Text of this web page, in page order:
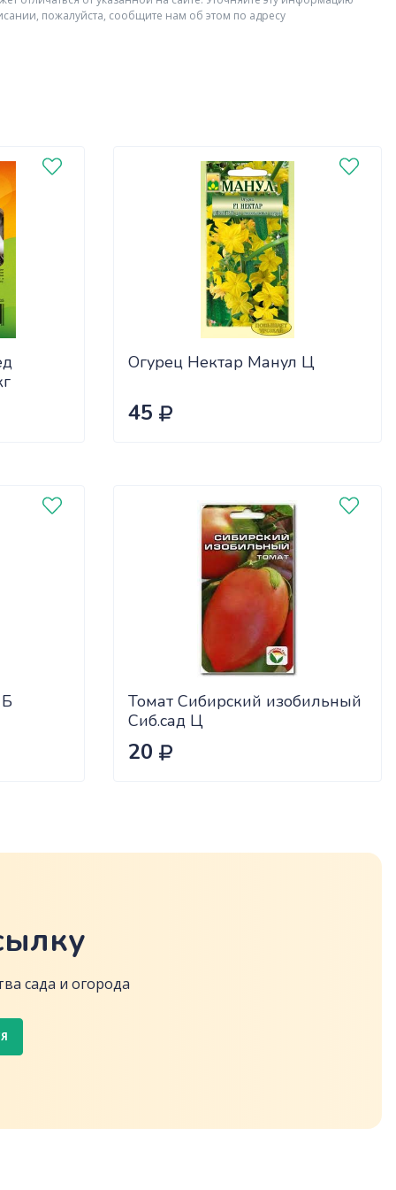
пожалуйста, сообщите нам об этом по адресу
Огурец Нектар Манул Ц
45
Томат Сибирский изобильный
Сиб.сад Ц
20
сада и огорода